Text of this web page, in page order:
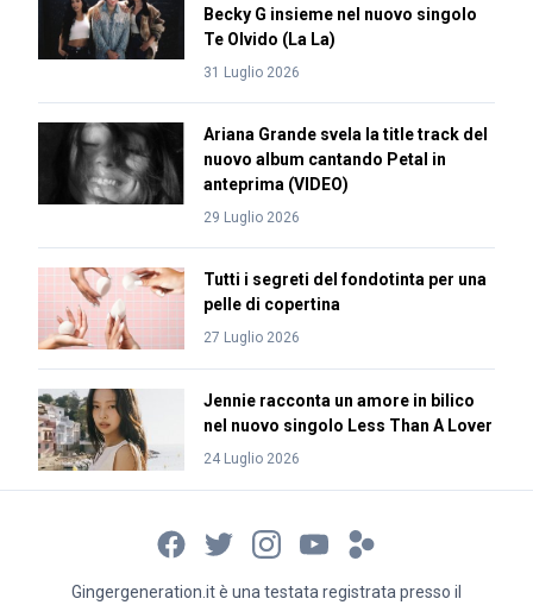
Becky G insieme nel nuovo singolo
Te Olvido (La La)
31 Luglio 2026
Ariana Grande svela la title track del
nuovo album cantando Petal in
anteprima (VIDEO)
29 Luglio 2026
Tutti i segreti del fondotinta per una
pelle di copertina
27 Luglio 2026
Jennie racconta un amore in bilico
nel nuovo singolo Less Than A Lover
24 Luglio 2026
Gingergeneration.it è una testata registrata presso il